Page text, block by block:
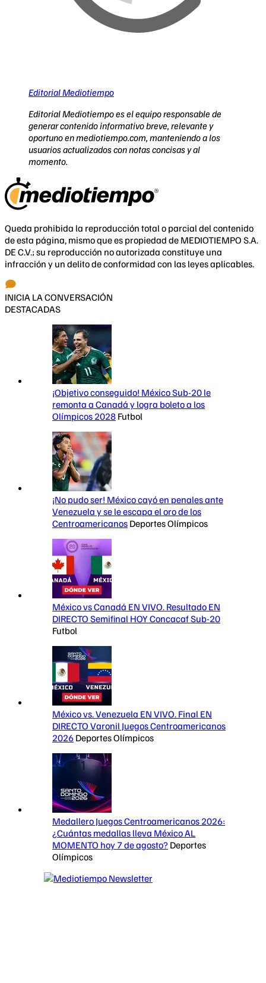
Editorial Mediotiempo
Editorial Mediotiempo es el equipo responsable de
generar contenido informativo breve, relevante y
oportuno en mediotiempo.com, manteniendo a los
usuarios actualizados con notas concisas y al
momento.
Queda prohibida la reproducción total o parcial del contenido
de esta página, mismo que es propiedad de MEDIOTIEMPO S.A.
DE C.V.; su reproducción no autorizada constituye una
infracción y un delito de conformidad con las leyes aplicables.
INICIA LA CONVERSACIÓN
DESTACADAS
¡Objetivo conseguido! México Sub-20 le
remonta a Canadá y logra boleto a los
Olímpicos 2028 Futbol
¡No pudo ser! México cayó en penales ante
Venezuela y se le escapa el oro de los
Centroamericanos Deportes Olímpicos
México vs Canadá EN VIVO. Resultado EN
DIRECTO Semifinal HOY Concacaf Sub-20
Futbol
México vs. Venezuela EN VIVO. Final EN
DIRECTO Varonil Juegos Centroamericanos
2026 Deportes Olímpicos
Medallero Juegos Centroamericanos 2026:
¿Cuántas medallas lleva México AL
MOMENTO hoy 7 de agosto? Deportes
Olímpicos